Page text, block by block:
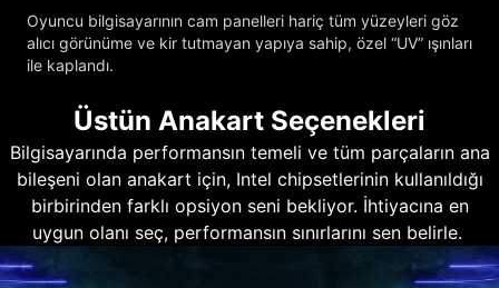
Oyuncu bilgisayarının cam panelleri hariç tüm yüzeyleri göz
alıcı görünüme ve kir tutmayan yapıya sahip, özel “UV” ışınları
ile kaplandı.
Üstün Anakart Seçenekleri
Bilgisayarında performansın temeli ve tüm parçaların ana
bileşeni olan anakart için, Intel chipsetlerinin kullanıldığı
birbirinden farklı opsiyon seni bekliyor. İhtiyacına en
uygun olanı seç, performansın sınırlarını sen belirle.